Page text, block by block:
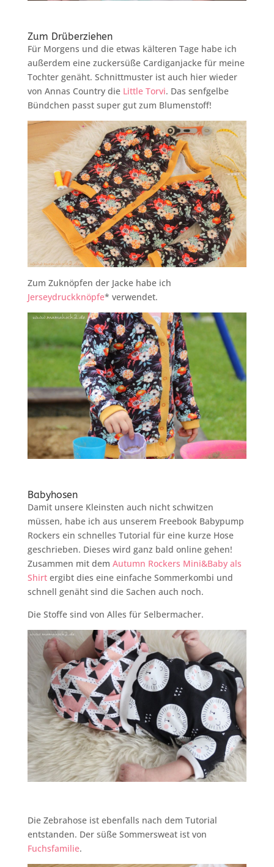
Zum Drüberziehen
Für Morgens und die etwas kälteren Tage habe ich
außerdem eine zuckersüße Cardiganjacke für meine
Tochter genäht. Schnittmuster ist auch hier wieder
von Annas Country die Little Torvi. Das senfgelbe
Bündchen passt super gut zum Blumenstoff!
Zum Zuknöpfen der Jacke habe ich
Jerseydruckknöpfe* verwendet.
Babyhosen
Damit unsere Kleinsten auch nicht schwitzen
müssen, habe ich aus unserem Freebook Babypump
Rockers ein schnelles Tutorial für eine kurze Hose
geschrieben. Dieses wird ganz bald online gehen!
Zusammen mit dem Autumn Rockers Mini&Baby als
Shirtergibt dies eine einfache Sommerkombi und
schnell genäht sind die Sachen auch noch.
Die Stoffe sind von Alles für Selbermacher.
Die Zebrahose ist ebenfalls nach dem Tutorial
entstanden. Der süße Sommersweat ist von
Fuchsfamilie.